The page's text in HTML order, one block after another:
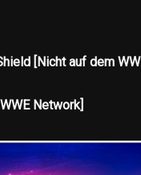
[Nicht auf dem
Network]